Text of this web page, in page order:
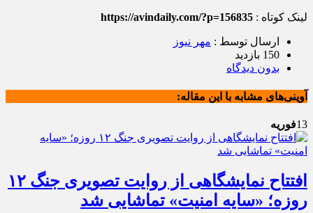
لینک کوتاه : https://avindaily.com/?p=156835
ارسال توسط : مهر نیوز
150 بازدید
بدون دیدگاه
آوینی‌های مشابه با این مقاله:
13فوریه
افتتاح نمایشگاهی از روایت تصویری جنگ‌ ۱۲
روزه؛ «سایه امنیت» تماشایی شد